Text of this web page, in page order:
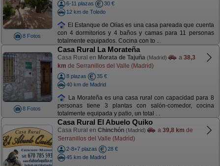
8 Fotos
6-11 plazas
30 €
12 km de Toledo
El Estanque de Olías es una casa pareada que cuenta
con 4 dormitorios y 4 baños y camas para 11 personas
totalmente equipados. Cocina con to ...
8 Fotos
Casa Rural La Morateña
Casa Rural en Morata de Tajuña (Madrid) a 38,3
km de Serranillos del Valle (Madrid)
8 plazas
35 €
40 km de Madrid
La Morateña es una casa rural con capacidad para 8
personas tiene 3 plantas con salón-comedor, cocina
totalmente equipada y patio, un total ...
Casa Rural El Abuelo Quiko
Casa Rural en Chinchón (Madrid) a 39,8 km de
Serranillos del Valle (Madrid)
2-8+7 plazas
28 €
45 km de Madrid